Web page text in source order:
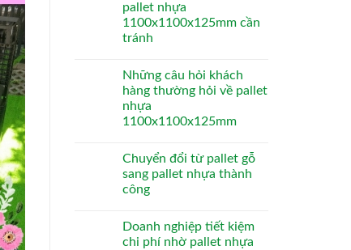
pallet nhựa
1100x1100x125mm cần
tránh
Những câu hỏi khách
hàng thường hỏi về pallet
nhựa
1100x1100x125mm
Chuyển đổi từ pallet gỗ
sang pallet nhựa thành
công
Doanh nghiệp tiết kiệm
chi phí nhờ pallet nhựa